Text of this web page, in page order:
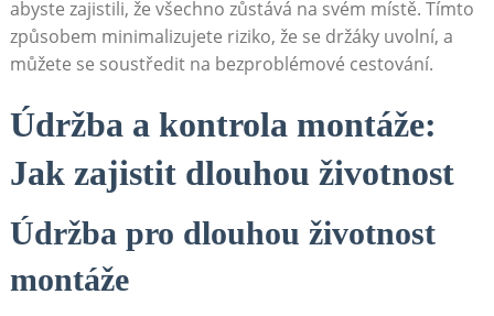
abyste zajistili, že všechno zůstává na svém místě. Tímto
způsobem minimalizujete riziko, že se držáky uvolní, a
můžete se soustředit⁤ na bezproblémové cestování.
Údržba⁢ a kontrola montáže:
Jak zajistit dlouhou životnost
Údržba pro dlouhou životnost
montáže